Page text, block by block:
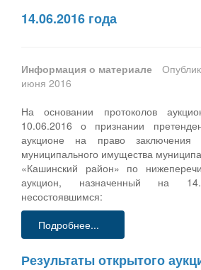
14.06.2016 года
Информация о материале
июня 2016
На основании протоколов
10.06.2016 о признании
аукционе на право заключения
муниципального имущества
«Кашинский район» по
аукцион, назначенный на
несостоявшимся:
Подробнее...
Результаты открытого